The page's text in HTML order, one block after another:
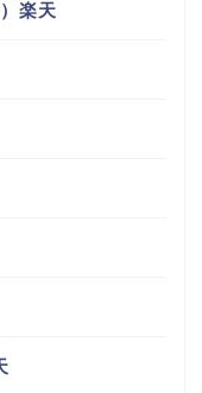
楽天